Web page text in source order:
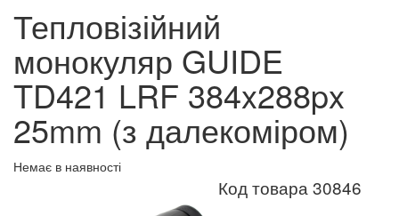
Тепловізійний
монокуляр GUIDE
TD421 LRF 384x288px
25mm (з далекоміром)
Немає в наявності
Код товара 30846